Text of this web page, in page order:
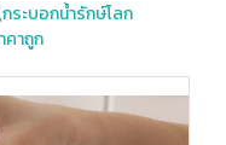
ระบอกน้ำรักษ์โลก
คาถูก